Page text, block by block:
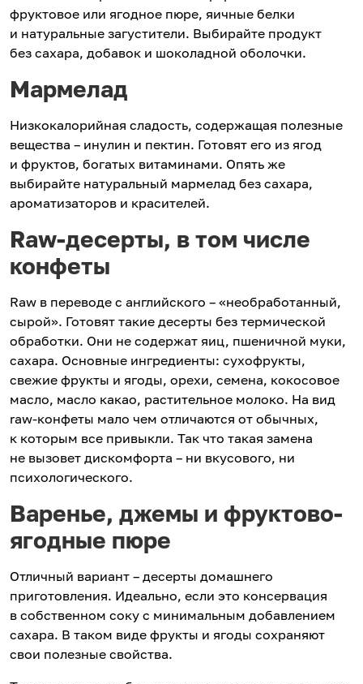
фруктовое или ягодное пюре, яичные белки
и натуральные загустители. Выбирайте продукт
без сахара, добавок и шоколадной оболочки.
Мармелад
Низкокалорийная сладость, содержащая полезные
вещества – инулин и пектин. Готовят его из ягод
и фруктов, богатых витаминами. Опять же
выбирайте натуральный мармелад без сахара,
ароматизаторов и красителей.
Raw-десерты, в том числе
конфеты
Raw в переводе с английского – «необработанный,
сырой». Готовят такие десерты без термической
обработки. Они не содержат яиц, пшеничной муки,
сахара. Основные ингредиенты: сухофрукты,
свежие фрукты и ягоды, орехи, семена, кокосовое
масло, масло какао, растительное молоко. На вид
raw-конфеты мало чем отличаются от обычных,
к которым все привыкли. Так что такая замена
не вызовет дискомфорта – ни вкусового, ни
психологического.
Варенье, джемы и фруктово-
ягодные пюре
Отличный вариант – десерты домашнего
приготовления. Идеально, если это консервация
в собственном соку с минимальным добавлением
сахара. В таком виде фрукты и ягоды сохраняют
свои полезные свойства.